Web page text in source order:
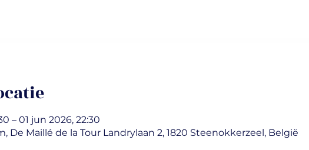
– 01 jun 2026, 22:30
De Maillé de la Tour Landrylaan 2, 1820 Steenokkerzeel, België